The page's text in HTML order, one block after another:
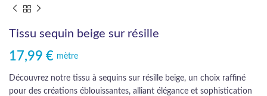
Tissu sequin beige sur résille
17,99 € mètre
Découvrez notre tissu à sequins sur résille beige, un choix raffiné
pour des créations éblouissantes, alliant élégance et sophistication